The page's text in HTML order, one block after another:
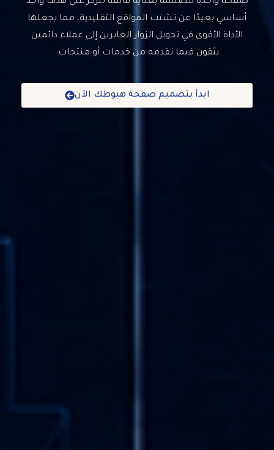
أساسي بعيدًا عن تشتت المواقع التقليدية، مما يجعلها
الأداة الأقوى في تحويل الزوار العابرين إلى عملاء دائمين
يثقون فيما تقدمه من خدمات أو منتجات.
ابدأ بتصميم صفحة هبوطك الآن